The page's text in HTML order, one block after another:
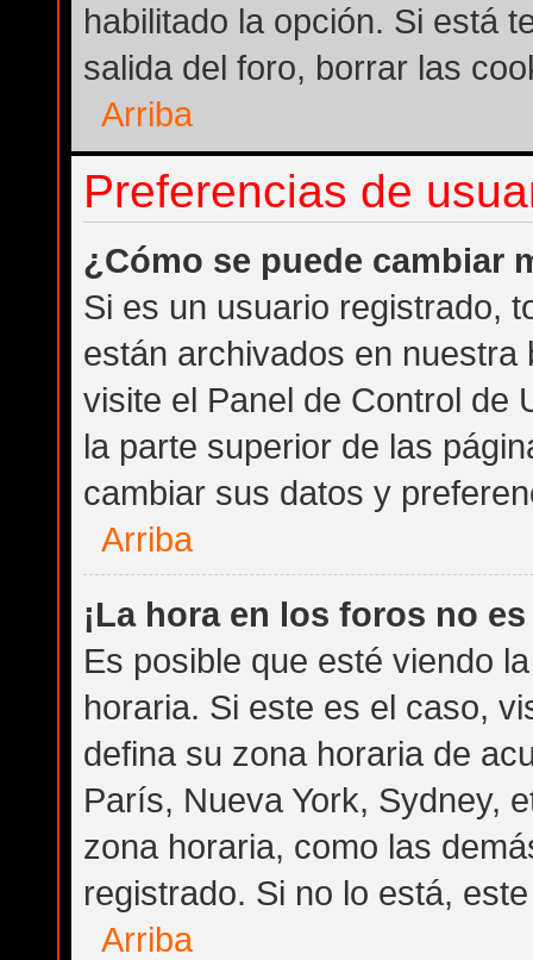
habilitado la opción. Si está
salida del foro, borrar las
Arriba
Preferencias de
¿Cómo se puede cambiar
Si es un usuario registrado,
están archivados en
visite el Panel de Control de
la parte superior de las
cambiar sus datos y
Arriba
¡La hora en los foros no
Es posible que esté viendo
horaria. Si este es el caso,
defina su zona horaria de
París, Nueva York, Sydney,
zona horaria, como las
registrado. Si no lo está,
Arriba